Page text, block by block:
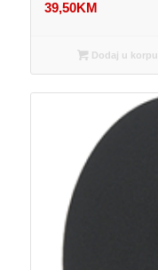
39,50KM
Dodaj u korpu